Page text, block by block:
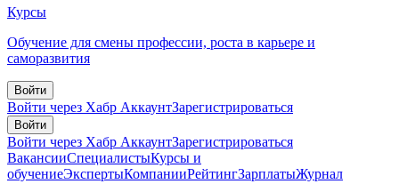
Курсы
Обучение для смены профессии, роста в карьере и
саморазвития
Войти
Войти через Хабр АккаунтЗарегистрироваться
Войти
Войти через Хабр АккаунтЗарегистрироваться
ВакансииСпециалистыКурсы и
обучениеЭкспертыКомпанииРейтингЗарплатыЖурнал